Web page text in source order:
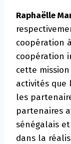
Raphaëlle
coopération
coopération
cette
activités que
les
partenaires
sénégalais
dans la